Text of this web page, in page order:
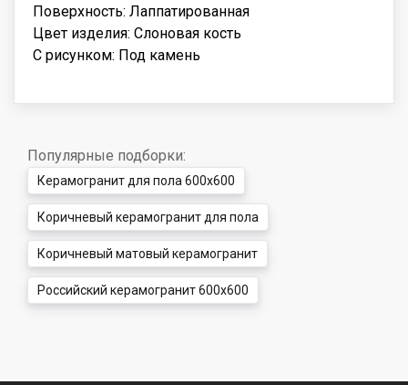
Поверхность: Лаппатированная
Цвет изделия: Слоновая кость
С рисунком: Под камень
Популярные подборки:
Керамогранит для пола 600x600
Коричневый керамогранит для пола
Коричневый матовый керамогранит
Российский керамогранит 600x600